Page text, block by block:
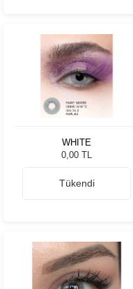
WHITE
0,00 TL
Tükendi